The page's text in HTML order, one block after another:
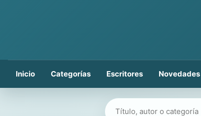
Inicio Categorías Escritores Novedades
Buscar libros